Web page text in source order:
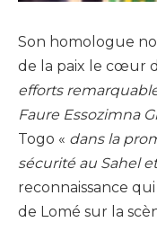
Son homologue
de la paix le cœur
efforts
Faure Essozimna
Togo « dans la
sécurité au Sahel
reconnaissance
de Lomé sur la